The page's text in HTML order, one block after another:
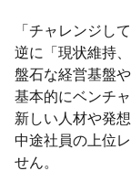
「チャレンジし
逆に「現状維持
盤石な経営基盤
基本的にベンチ
新しい人材や発
中途社員の上位
せん。